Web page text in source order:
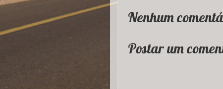
Nenhum
Postar um